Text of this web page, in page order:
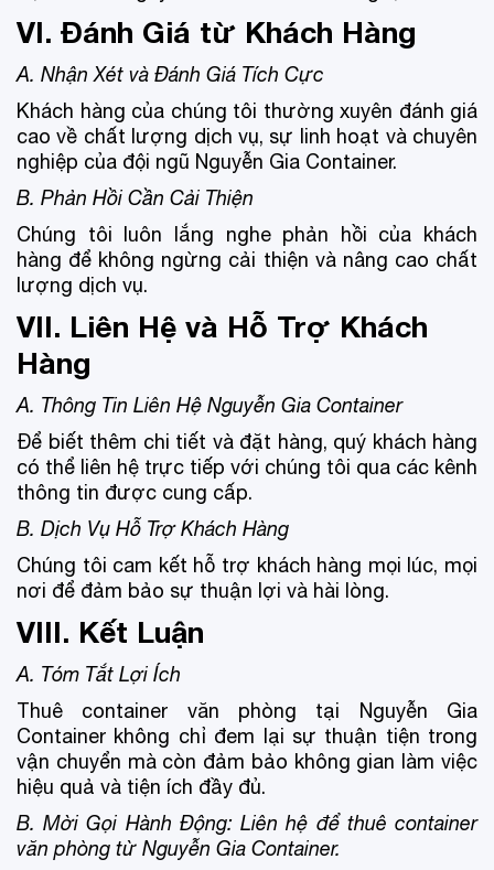
VI. Đánh Giá từ Khách Hàng
A. Nhận Xét và Đánh Giá Tích Cực
Khách hàng của chúng tôi thường xuyên đánh giá
cao về chất lượng dịch vụ, sự linh hoạt và chuyên
nghiệp của đội ngũ Nguyễn Gia Container.
B. Phản Hồi Cần Cải Thiện
Chúng tôi luôn lắng nghe phản hồi của khách
hàng để không ngừng cải thiện và nâng cao chất
lượng dịch vụ.
VII. Liên Hệ và Hỗ Trợ Khách
Hàng
A. Thông Tin Liên Hệ Nguyễn Gia Container
Để biết thêm chi tiết và đặt hàng, quý khách hàng
có thể liên hệ trực tiếp với chúng tôi qua các kênh
thông tin được cung cấp.
B. Dịch Vụ Hỗ Trợ Khách Hàng
Chúng tôi cam kết hỗ trợ khách hàng mọi lúc, mọi
nơi để đảm bảo sự thuận lợi và hài lòng.
VIII. Kết Luận
A. Tóm Tắt Lợi Ích
Thuê container văn phòng tại Nguyễn Gia
Container không chỉ đem lại sự thuận tiện trong
vận chuyển mà còn đảm bảo không gian làm việc
hiệu quả và tiện ích đầy đủ.
B. Mời Gọi Hành Động: Liên hệ để thuê container
văn phòng từ Nguyễn Gia Container.